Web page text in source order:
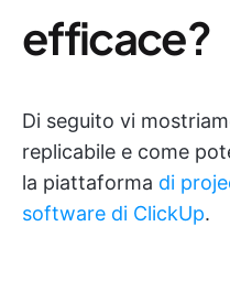
efficace?
Di seguito vi
replicabile e come
la piattaforma di
software di ClickUp.